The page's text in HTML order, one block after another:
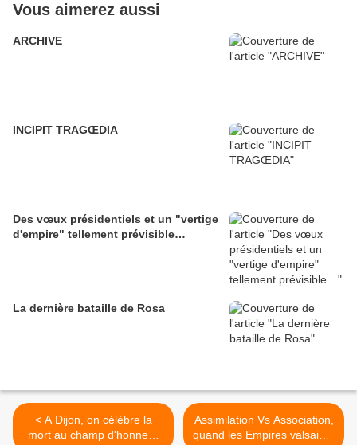
Vous aimerez aussi
ARCHIVE
INCIPIT TRAGŒDIA
Des vœux présidentiels et un "vertige
d'empire" tellement prévisible…
La dernière bataille de Rosa
< A Dijon, on célèbre la
mort au champ d'honneur
Assimilation Vs Association,
quand les Empires valsaient